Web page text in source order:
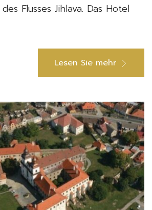
Flusses Jihlava. Das Hotel
Lesen Sie mehr